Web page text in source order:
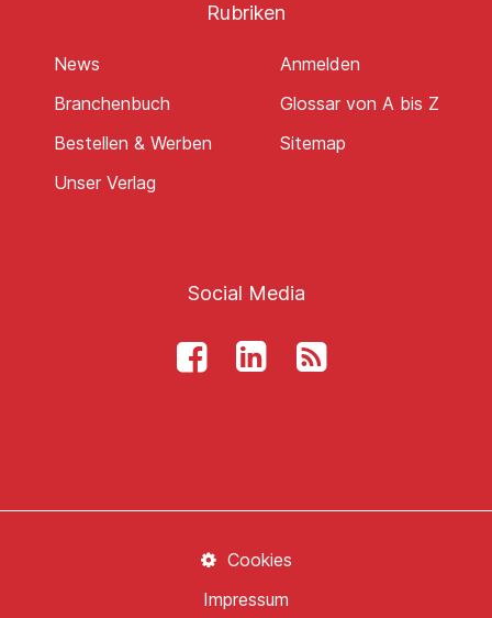
Rubriken
News
Branchenbuch
Bestellen & Werben
Unser Verlag
Anmelden
Glossar von A bis Z
Sitemap
Social Media
Impressum
Cookies